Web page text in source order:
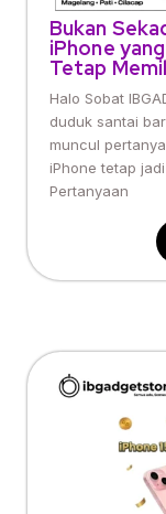
Bukan
iPhone
Tetap
Halo Sobat
duduk santai
muncul
iPhone tetap
Pertanyaan